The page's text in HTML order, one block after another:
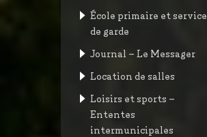
École primaire et service
de garde
Journal – Le Messager
Location de salles
Loisirs et sports –
Ententes
intermunicipales